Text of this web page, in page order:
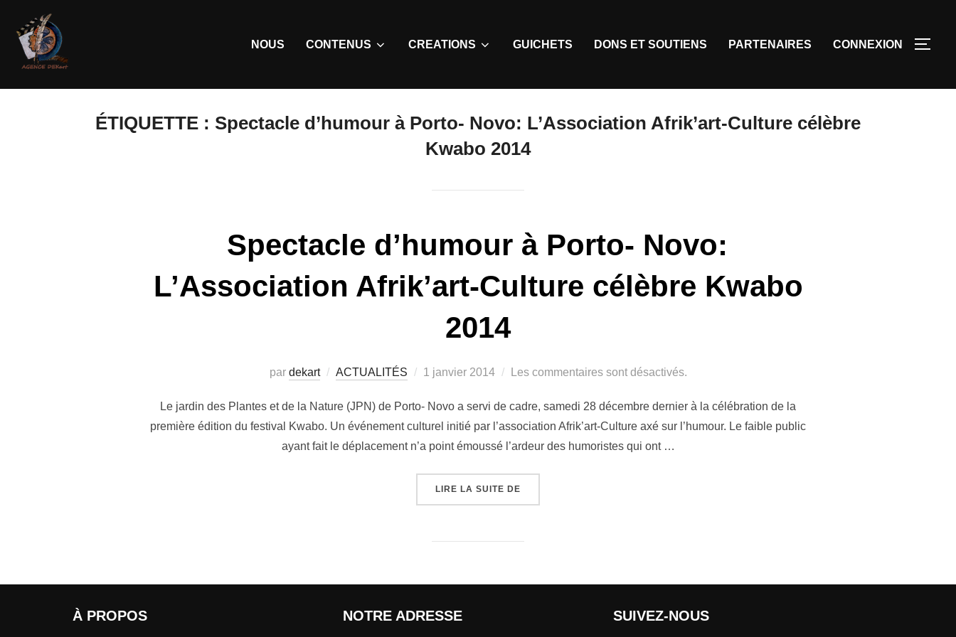
NOUS CONTENUS CREATIONS GUICHETS DONS ET SOUTIENS PARTENAIRES CONNEXION
ÉTIQUETTE : Spectacle d’humour à Porto- Novo: L’Association Afrik’art-Culture célèbre
Kwabo 2014
Spectacle d’humour à Porto- Novo:
L’Association Afrik’art-Culture célèbre Kwabo
2014
par dekart ACTUALITÉS 1 janvier 2014 Les commentaires sont désactivés.
Le jardin des Plantes et de la Nature (JPN) de Porto- Novo a servi de cadre, samedi 28 décembre dernier à la célébration de la
première édition du festival Kwabo. Un événement culturel initié par l’association Afrik’art-Culture axé sur l’humour. Le faible public
ayant fait le déplacement n’a point émoussé l’ardeur des humoristes qui ont …
LIRE LA SUITE DE
À PROPOS NOTRE ADRESSE SUIVEZ-NOUS